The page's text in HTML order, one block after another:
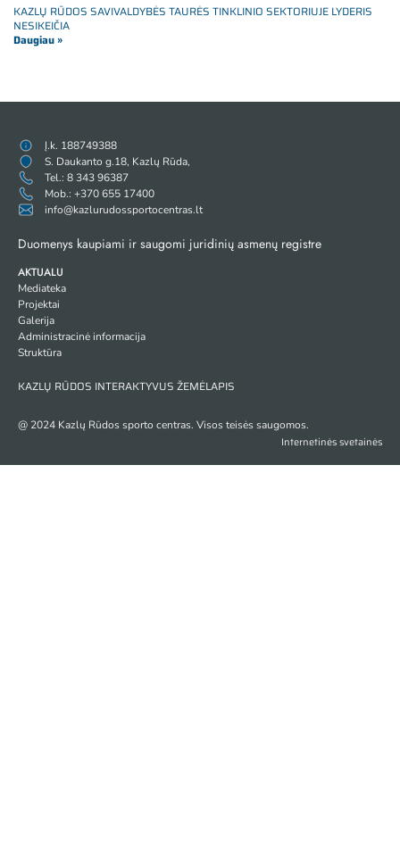
KAZLŲ RŪDOS SAVIVALDYBĖS TAURĖS TINKLINIO SEKTORIUJE LYDERIS
NESIKEIČIA
Daugiau »
Į.k. 188749388
S. Daukanto g.18, Kazlų Rūda,
Tel.: 8 343 96387
Mob.: +370 655 17400
info@kazlurudossportocentras.lt
Duomenys kaupiami ir saugomi juridinių asmenų registre
AKTUALU
Mediateka
Projektai
Galerija
Administracinė informacija
Struktūra
KAZLŲ RŪDOS INTERAKTYVUS ŽEMĖLAPIS
@ 2024 Kazlų Rūdos sporto centras. Visos teisės saugomos.
Internetinės svetainės